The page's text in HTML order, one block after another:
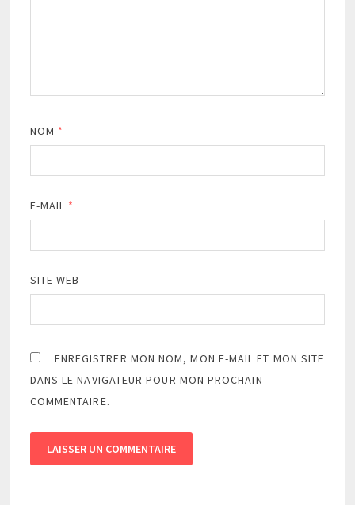
NOM *
E-MAIL *
SITE WEB
ENREGISTRER MON NOM, MON E-MAIL ET MON SITE
DANS LE NAVIGATEUR POUR MON PROCHAIN
COMMENTAIRE.